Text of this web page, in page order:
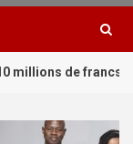
2 Togo/